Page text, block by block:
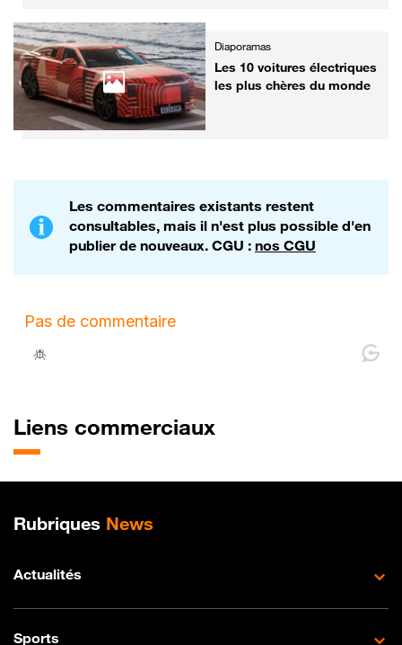
Diaporamas
Les 10 voitures électriques
les plus chères du monde
Les commentaires existants restent
consultables, mais il n'est plus possible d'en
publier de nouveaux. CGU : nos CGU
Liens commerciaux
Plan de site
Rubriques News
Actualités
Sports